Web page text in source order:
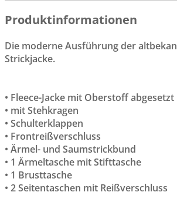
Produktinformationen
Die moderne Ausführung der
Strickjacke.
• Fleece-Jacke mit Oberstoff abgesetzt
• mit Stehkragen
• Schulterklappen
• Frontreißverschluss
• Ärmel- und Saumstrickbund
• 1 Ärmeltasche mit Stifttasche
• 1 Brusttasche
• 2 Seitentaschen mit Reißverschluss